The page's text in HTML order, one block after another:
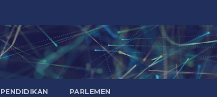
PENDIDIKAN PARLEMEN